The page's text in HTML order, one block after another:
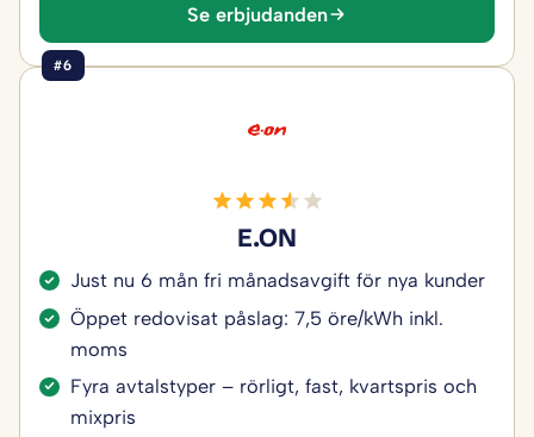
Se erbjudanden
#6
E.ON
Just nu 6 mån fri månadsavgift för nya kunder
Öppet redovisat påslag: 7,5 öre/kWh inkl.
moms
Fyra avtalstyper – rörligt, fast, kvartspris och
mixpris